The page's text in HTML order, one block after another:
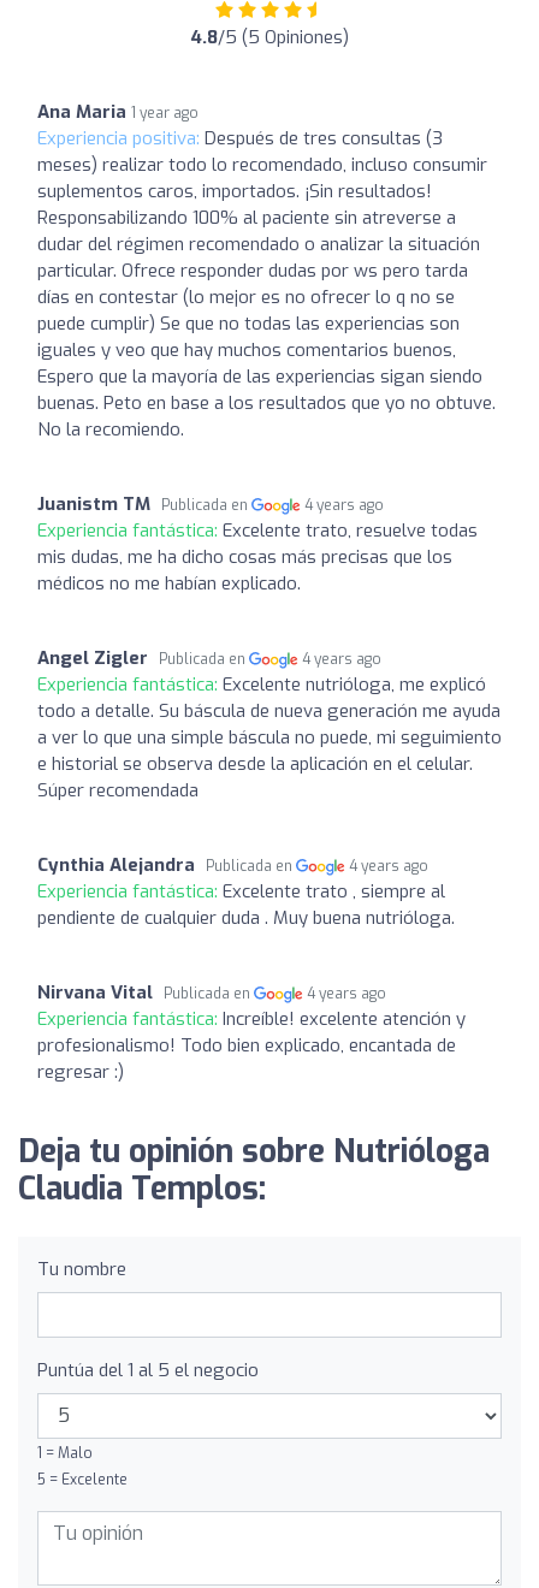
4.8/5 (5 Opiniones)
Ana Maria 1 year ago
Experiencia positiva: Después de tres consultas (3
meses) realizar todo lo recomendado, incluso consumir
suplementos caros, importados. ¡Sin resultados!
Responsabilizando 100% al paciente sin atreverse a
dudar del régimen recomendado o analizar la situación
particular. Ofrece responder dudas por ws pero tarda
días en contestar (lo mejor es no ofrecer lo q no se
puede cumplir) Se que no todas las experiencias son
iguales y veo que hay muchos comentarios buenos,
Espero que la mayoría de las experiencias sigan siendo
buenas. Peto en base a los resultados que yo no obtuve.
No la recomiendo.
Juanistm TM Publicada en 4 years ago
Experiencia fantástica: Excelente trato, resuelve todas
mis dudas, me ha dicho cosas más precisas que los
médicos no me habían explicado.
Angel Zigler Publicada en 4 years ago
Experiencia fantástica: Excelente nutrióloga, me explicó
todo a detalle. Su báscula de nueva generación me ayuda
a ver lo que una simple báscula no puede, mi seguimiento
e historial se observa desde la aplicación en el celular.
Súper recomendada
Cynthia Alejandra Publicada en 4 years ago
Experiencia fantástica: Excelente trato , siempre al
pendiente de cualquier duda . Muy buena nutrióloga.
Nirvana Vital Publicada en 4 years ago
Experiencia fantástica: Increíble! excelente atención y
profesionalismo! Todo bien explicado, encantada de
regresar :)
Deja tu opinión sobre Nutrióloga
Claudia Templos:
Tu nombre
Puntúa del 1 al 5 el negocio
1 = Malo
5 = Excelente